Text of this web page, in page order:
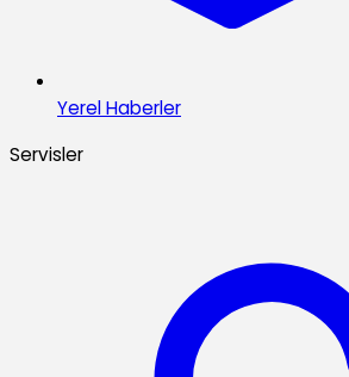
Yerel Haberler
Servisler